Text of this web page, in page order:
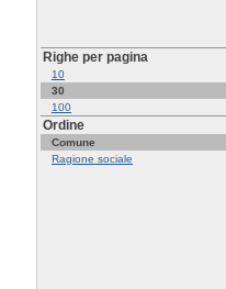
Righe per pagina
10
30
100
Ordine
Comune
Ragione sociale